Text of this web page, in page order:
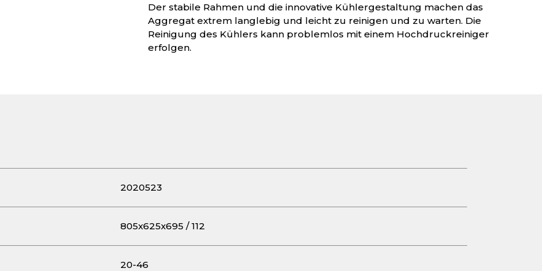
Der stabile Rahmen und die innovative Kühlergestaltung machen das
Aggregat extrem langlebig und leicht zu reinigen und zu warten. Die
Reinigung des Kühlers kann problemlos mit einem Hochdruckreiniger
erfolgen.
2020523
805x625x695 / 112
20-46